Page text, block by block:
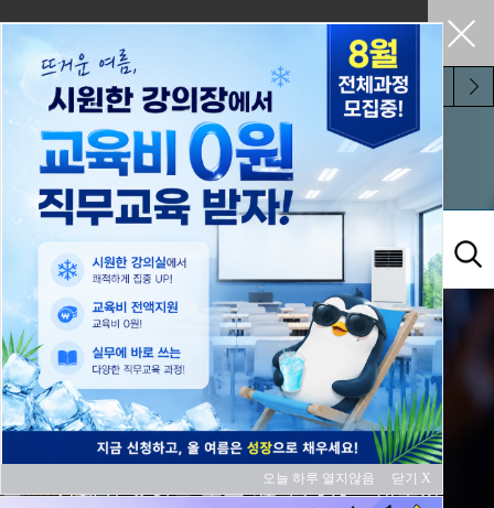
펼쳐두기
교육과정
21세기 초일류 꿈을 키워 나가는 한국산
오늘 하루 열지않음 닫기 X